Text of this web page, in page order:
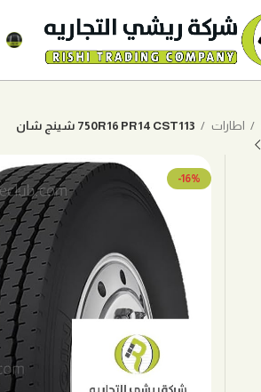
اطارات 750R16 PR14 CST113 شينج شان
-16%